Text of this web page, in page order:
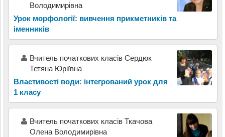
Володимирівна
Урок морфології: вивчення прикметників та
іменників
Вчитель початкових класів Сердюк
Тетяна Юріївна
Властивості води: інтегрований урок для
1 класу
Вчитель початкових класів Ткачова
Олена Володимирівна